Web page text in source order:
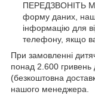
ПЕРЕДЗВОНІТЬ
форму даних, наш
інформацію для
телефону, якщо
При замовленні
понад 2.600
(безкоштовна
нашого менеджера.